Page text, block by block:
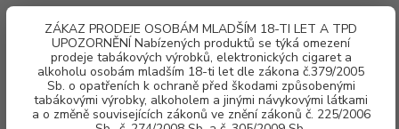
ZÁKAZ PRODEJE OSOBÁM MLADŠÍM 18-TI LET A TPD
UPOZORNĚNÍ Nabízených produktů se týká omezení
prodeje tabákových výrobků, elektronických cigaret a
alkoholu osobám mladším 18-ti let dle zákona č.379/2005
Sb. o opatřeních k ochraně před škodami způsobenými
tabákovými výrobky, alkoholem a jinými návykovými látkami
a o změně souvisejících zákonů ve znění zákonů č. 225/2006
Menu
za0 Kč